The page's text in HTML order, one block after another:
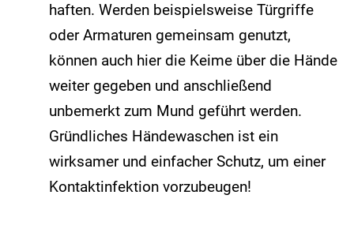
haften. Werden beispielsweise Türgriffe
oder Armaturen gemeinsam genutzt,
können auch hier die Keime über die Hände
weiter gegeben und anschließend
unbemerkt zum Mund geführt werden.
Gründliches Händewaschen ist ein
wirksamer und einfacher Schutz, um einer
Kontaktinfektion vorzubeugen!